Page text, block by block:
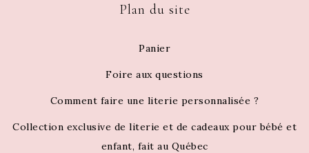
Plan du site
Panier
Foire aux questions
Comment faire une literie personnalisée ?
Collection exclusive de literie et de cadeaux pour bébé et
enfant, fait au Québec